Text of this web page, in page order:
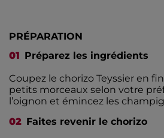
PRÉPARATION
Préparez les ingrédients
Coupez le chorizo Teyssier en
petits morceaux selon votre
l’oignon et émincez les
Faites revenir le chorizo